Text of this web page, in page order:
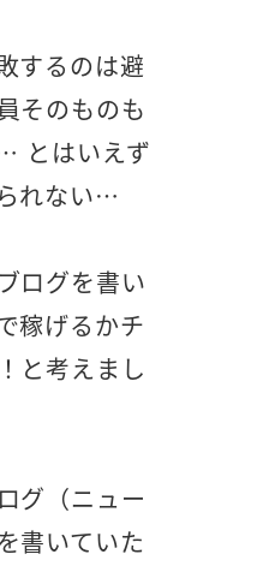
するのは避
そのものも
とはいえず
れない…
ログを書い
稼げるかチ
と考えまし
グ（ニュー
書いていた